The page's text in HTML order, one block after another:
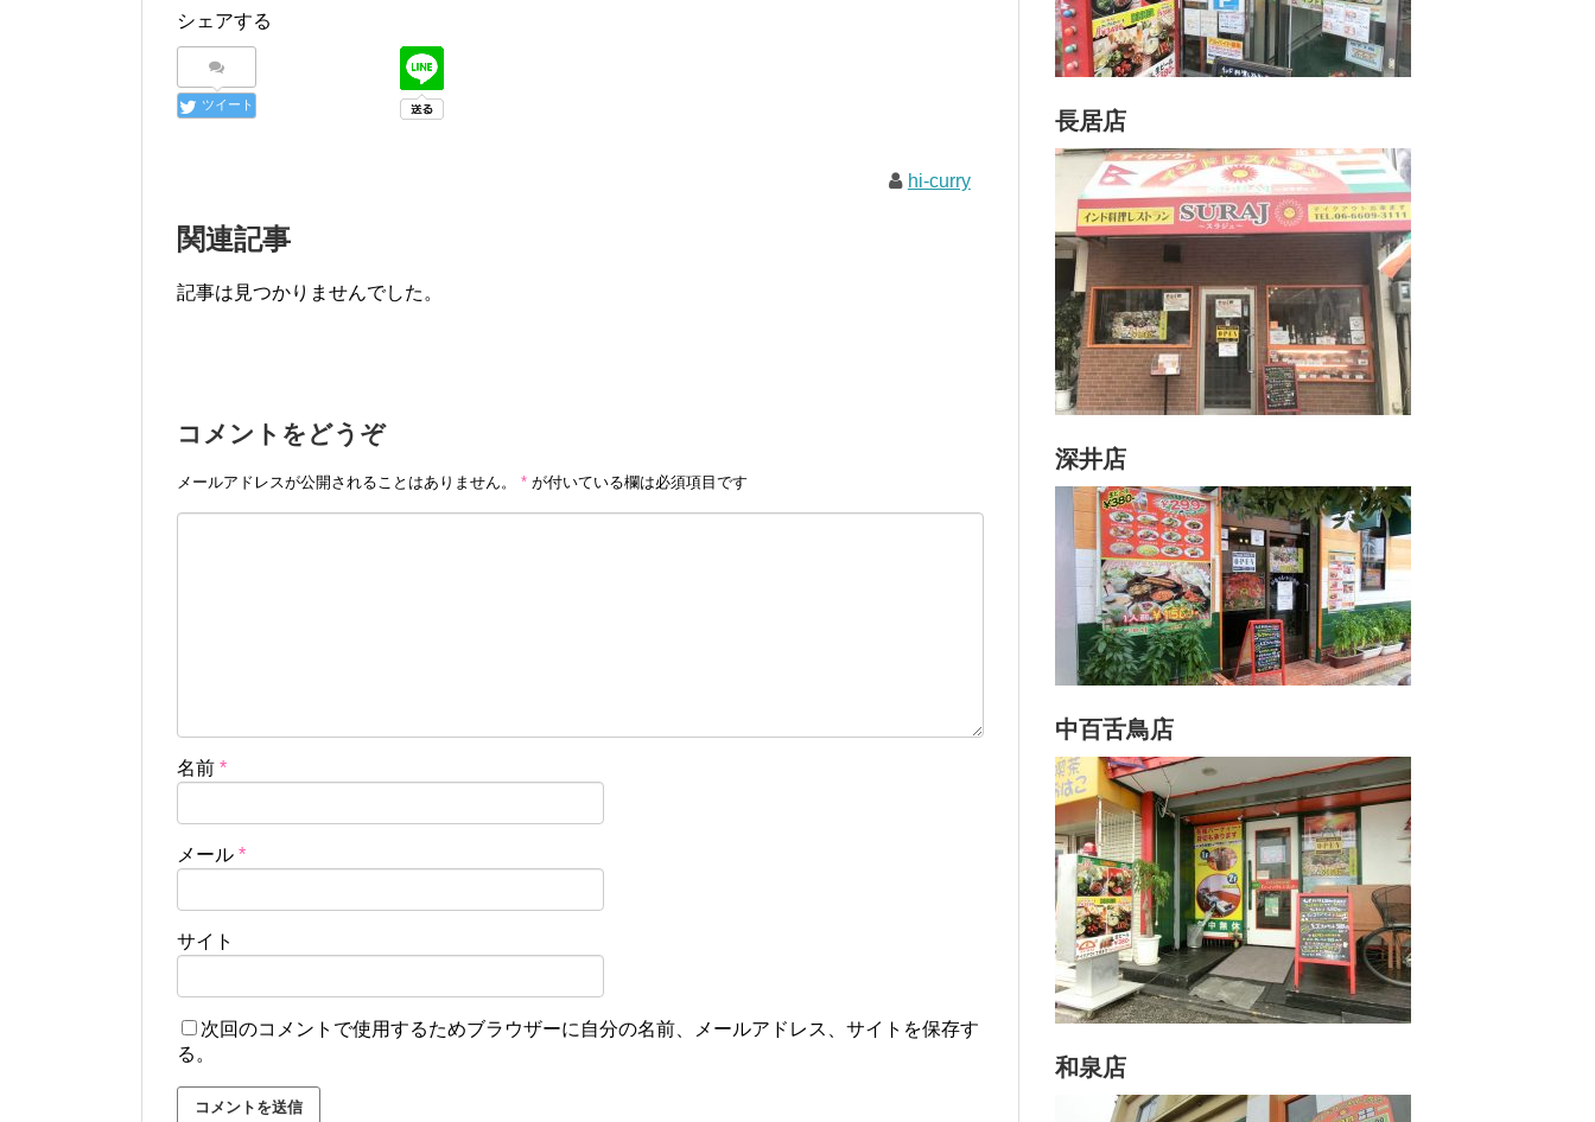
シェアする
ツイート
hi-curry
関連記事
記事は見つかりませんでした。
コメントをどうぞ
メールアドレスが公開されることはありません。 * が付いている欄は必須項目です
名前 *
メール *
サイト
次回のコメントで使用するためブラウザーに自分の名前、メールアドレス、サイトを保存す
る。
長居店
深井店
中百舌鳥店
和泉店